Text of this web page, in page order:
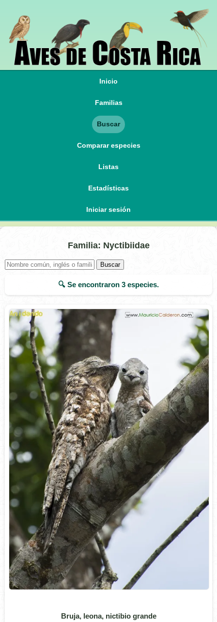
Inicio
Familias
Buscar
Comparar especies
Listas
Estadísticas
Iniciar sesión
Familia: Nyctibiidae
Buscar
🔍 Se encontraron 3 especies.
Bruja, leona, nictibio grande